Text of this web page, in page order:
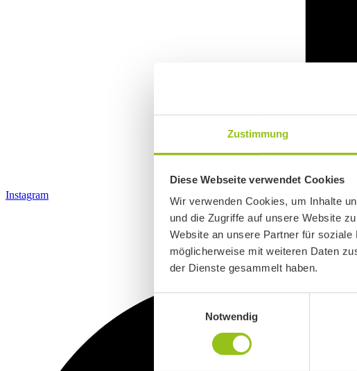
Zustimmung
Diese Webseite verwendet Cookies
Wir verwenden Cookies, um Inhalte
und die Zugriffe auf unsere Website
Website an unsere Partner für
möglicherweise mit weiteren Daten
der Dienste gesammelt haben.
Einwilligungsauswahl
Notwendig
Instagram